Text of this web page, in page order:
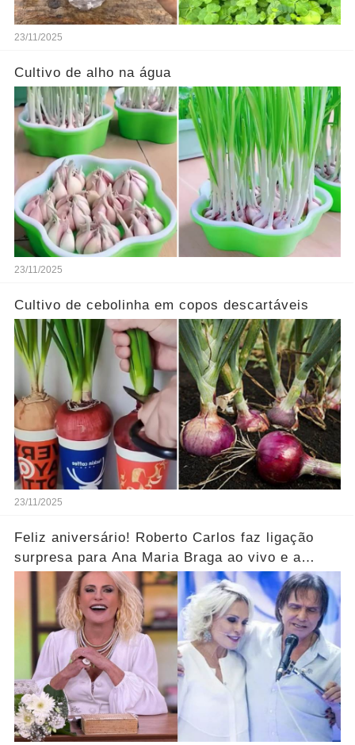
23/11/2025
Cultivo de alho na água
23/11/2025
Cultivo de cebolinha em copos descartáveis
23/11/2025
Feliz aniversário! Roberto Carlos faz ligação
surpresa para Ana Maria Braga ao vivo e a
parabeniza pelo aniversário..... Ver mais